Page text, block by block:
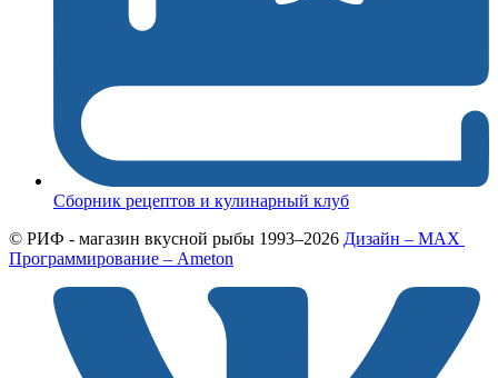
Сборник рецептов и кулинарный клуб
© РИФ - магазин вкусной рыбы 1993–2026 Дизайн – MAX
Программирование – Ameton